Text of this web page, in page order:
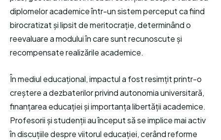
diplomelor academice într-un sistem perceput ca fiind
birocratizat și lipsit de meritocrație, determinând o
reevaluare a modului în care sunt recunoscute și
recompensate realizările academice.
În mediul educațional, impactul a fost resimțit printr-o
creștere a dezbaterilor privind autonomia universitară,
finanțarea educației și importanța libertății academice.
Profesorii și studenții au început să se implice mai activ
în discuțiile despre viitorul educației, cerând reforme